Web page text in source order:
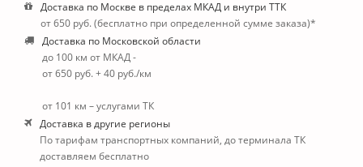
Доставка по Москве в пределах МКАД и внутри ТТК
от 650 руб. (бесплатно при определенной сумме заказа)*
Доставка по Московской области
до 100 км от МКАД -
от 650 руб. + 40 руб./км
от 101 км – услугами ТК
Доставка в другие регионы
По тарифам транспортных компаний, до терминала ТК
доставляем бесплатно